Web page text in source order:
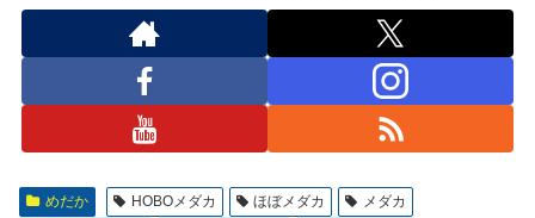
めだか HOBOメダカ ほぼメダカ
メダカ